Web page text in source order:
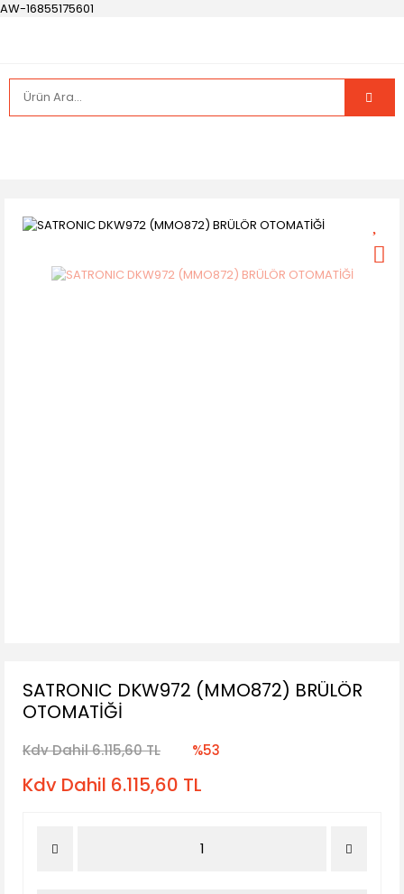
AW-16855175601
SATRONIC DKW972 (MMO872) BRÜLÖR
OTOMATİĞİ
Kdv Dahil 6.115,60 TL %53
Kdv Dahil 6.115,60 TL